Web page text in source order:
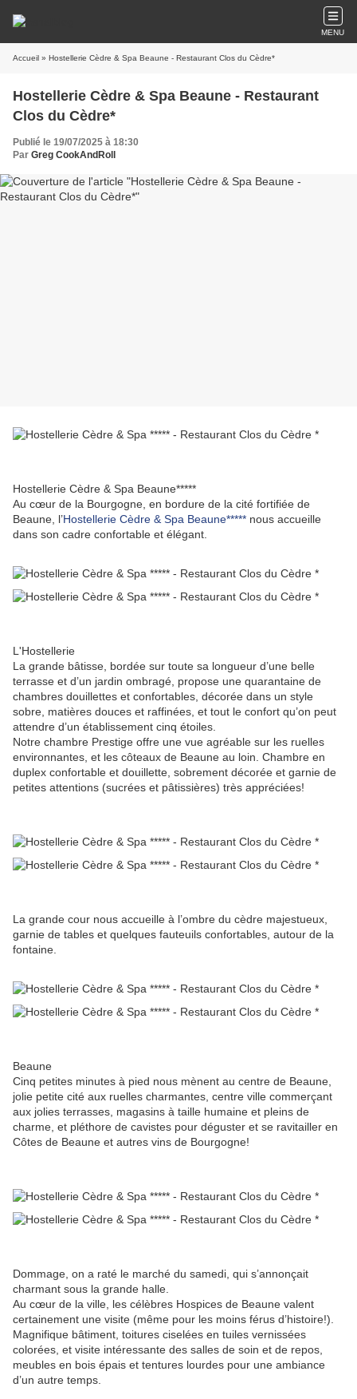
MENU
Accueil » Hostellerie Cèdre & Spa Beaune - Restaurant Clos du Cèdre*
Hostellerie Cèdre & Spa Beaune - Restaurant
Clos du Cèdre*
Publié le 19/07/2025 à 18:30
Par Greg CookAndRoll
Hostellerie Cèdre & Spa Beaune*****
Au cœur de la Bourgogne, en bordure de la cité fortifiée de
Beaune, l’Hostellerie Cèdre & Spa Beaune***** nous accueille
dans son cadre confortable et élégant.
L'Hostellerie
La grande bâtisse, bordée sur toute sa longueur d’une belle
terrasse et d’un jardin ombragé, propose une quarantaine de
chambres douillettes et confortables, décorée dans un style
sobre, matières douces et raffinées, et tout le confort qu’on peut
attendre d’un établissement cinq étoiles.
Notre chambre Prestige offre une vue agréable sur les ruelles
environnantes, et les côteaux de Beaune au loin. Chambre en
duplex confortable et douillette, sobrement décorée et garnie de
petites attentions (sucrées et pâtissières) très appréciées!
La grande cour nous accueille à l’ombre du cèdre majestueux,
garnie de tables et quelques fauteuils confortables, autour de la
fontaine.
Beaune
Cinq petites minutes à pied nous mènent au centre de Beaune,
jolie petite cité aux ruelles charmantes, centre ville commerçant
aux jolies terrasses, magasins à taille humaine et pleins de
charme, et pléthore de cavistes pour déguster et se ravitailler en
Côtes de Beaune et autres vins de Bourgogne!
Dommage, on a raté le marché du samedi, qui s’annonçait
charmant sous la grande halle.
Au cœur de la ville, les célèbres Hospices de Beaune valent
certainement une visite (même pour les moins férus d’histoire!).
Magnifique bâtiment, toitures ciselées en tuiles vernissées
colorées, et visite intéressante des salles de soin et de repos,
meubles en bois épais et tentures lourdes pour une ambiance
d’un autre temps.